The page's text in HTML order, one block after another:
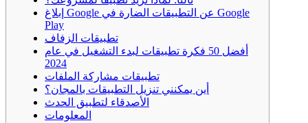
إبلاغ Google عن التطبيقات الضارة في Google
Play
تطبيقات الزفاف
أفضل 50 فكرة تطبيقات لبدء التشغيل في عام
2024
تطبيقات مشاركة الملفات
أين يمكنني تنزيل التطبيقات بالمجان؟
الأصدقاء لتطبيق الحدث
المعلومات